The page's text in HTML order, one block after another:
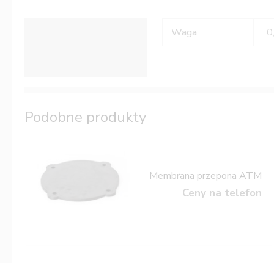
Waga
Podobne produkty
Membrana przepona ATM
Ceny na telefon